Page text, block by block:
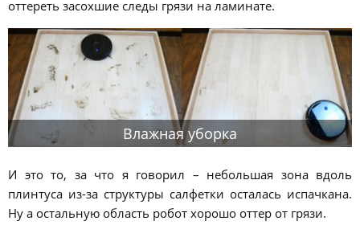
оттереть засохшие следы грязи на ламинате.
Влажная уборка
И это то, за что я говорил – небольшая зона вдоль
плинтуса из-за структуры салфетки осталась испачкана.
Ну а остальную область робот хорошо оттер от грязи.